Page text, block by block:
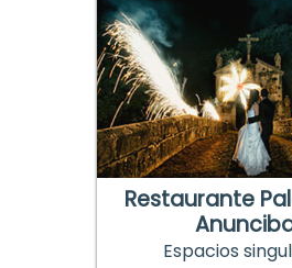
Restaurante
Espacios